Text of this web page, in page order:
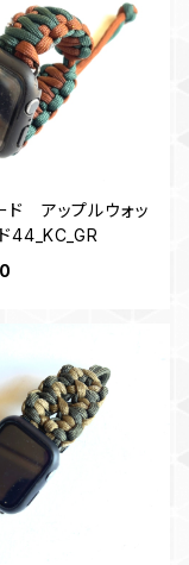
ド アップルウォッ
44_KC_GR